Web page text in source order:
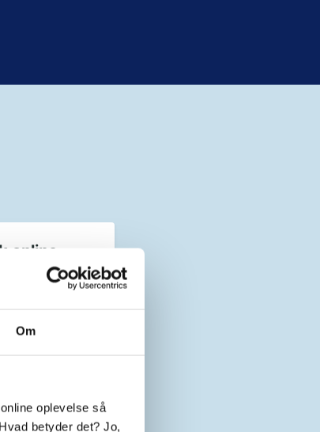
Om
oplevelse så
betyder det? Jo,
online
i systemet
Online